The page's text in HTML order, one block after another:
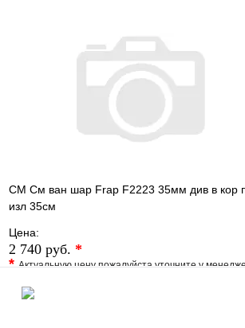
В корзину
СМ См ван шар Frap F2223 35мм див в кор
изл 35см
Цена:
2 740 руб. *
*Актуальную цену пожалуйста уточните у
В избранное